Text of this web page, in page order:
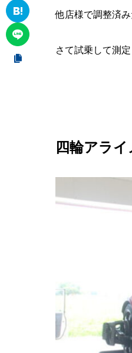
他店様で調整済
さて試乗して測定
四輪アライ